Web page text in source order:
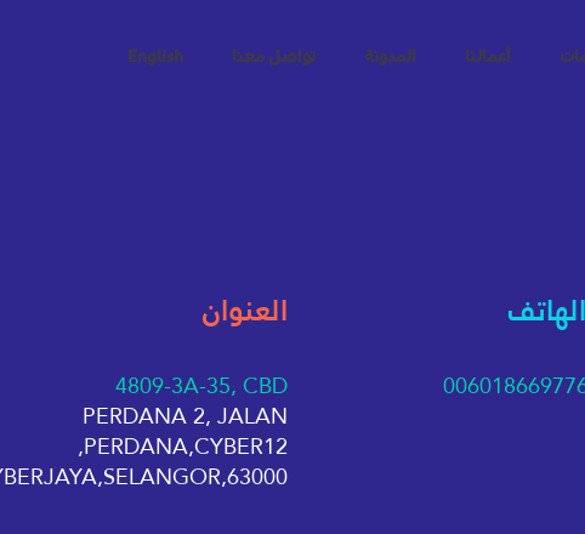
أعمالنا المدونة تواصل معنا English
العنوان
4809-3A-35, CBD
PERDANA 2, JALAN
PERDANA,CYBER12,
63000,CYBERJAYA,SELANGOR